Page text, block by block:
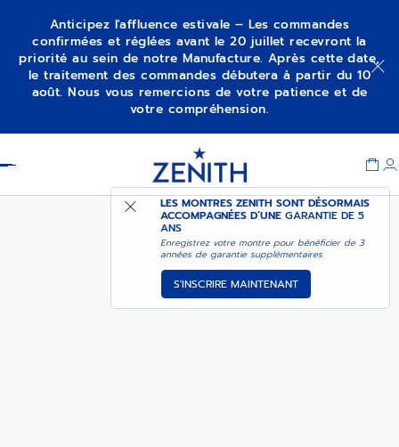
Anticipez l'affluence estivale – Les commandes
confirmées et réglées avant le 20 juillet recevront la
priorité au sein de notre Manufacture. Après cette date,
le traitement des commandes débutera à partir du 10
août. Nous vous remercions de votre patience et de
votre compréhension.
LES MONTRES ZENITH SONT DÉSORMAIS
ACCOMPAGNÉES D’UNEGARANTIE DE 5
ANS
Enregistrez votre montre pour bénéficier de 3
années de garantie supplémentaires
S'INSCRIRE MAINTENANT
DEFY EXTREME DOUBLE
TOURBILLON M’ALERTER